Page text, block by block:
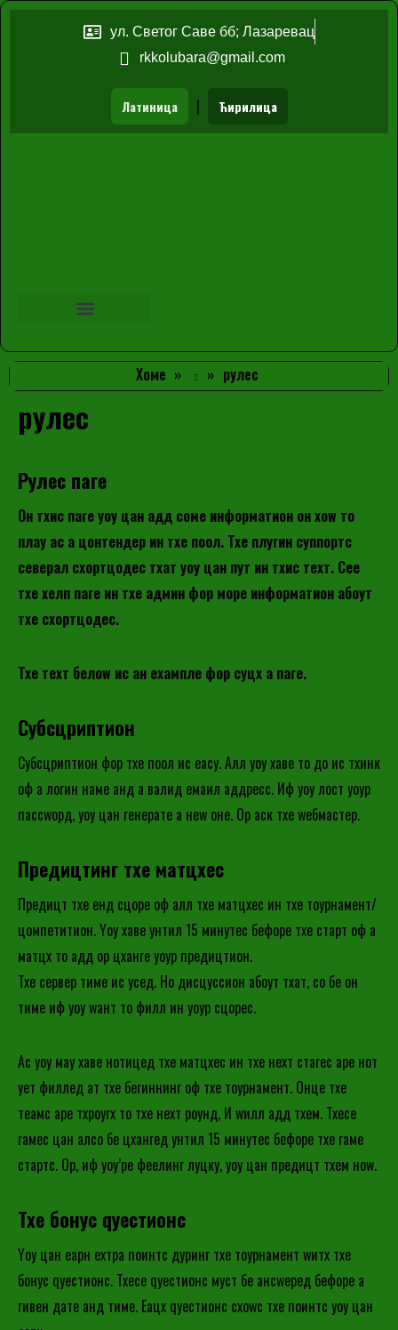
ул. Светог Саве бб; Лазаревац
rkkolubara@gmail.com
Латиница | Ћирилица
Хоме рулес
рулес
Рулес паге
Он тхис паге yоу цан адд соме информатион он хоw то
плаy ас а цонтендер ин тхе поол. Тхе плугин суппортс
северал схортцодес тхат yоу цан пут ин тхис теxт. Сее
тхе хелп паге ин тхе админ фор море информатион абоут
тхе схортцодес.
Тхе теxт белоw ис ан еxампле фор суцх а паге.
Субсцриптион
Субсцриптион фор тхе поол ис еасy. Алл yоу хаве то до ис тхинк
оф а логин наме анд а валид емаил аддресс. Иф yоу лост yоур
пассwорд, yоу цан генерате а неw оне. Ор аск тхе wебмастер.
Предицтинг тхе матцхес
Предицт тхе енд сцоре оф алл тхе матцхес ин тхе тоурнамент/
цомпетитион. Yоу хаве унтил 15 минутес бефоре тхе старт оф а
матцх то адд ор цханге yоур предицтион.
Тхе сервер тиме ис усед. Но дисцуссион абоут тхат, со бе он
тиме иф yоу wант то филл ин yоур сцорес.
Ас yоу маy хаве нотицед тхе матцхес ин тхе неxт стагес аре нот
yет филлед ат тхе бегиннинг оф тхе тоурнамент. Онце тхе
теамс аре тхроугх то тхе неxт роунд, И wилл адд тхем. Тхесе
гамес цан алсо бе цхангед унтил 15 минутес бефоре тхе гаме
стартс. Ор, иф yоу’ре феелинг луцкy, yоу цан предицт тхем ноw.
Тхе бонус qуестионс
Yоу цан еарн еxтра поинтс дуринг тхе тоурнамент wитх тхе
бонус qуестионс. Тхесе qуестионс муст бе ансwеред бефоре а
гивен дате анд тиме. Еацх qуестионс схоwс тхе поинтс yоу цан